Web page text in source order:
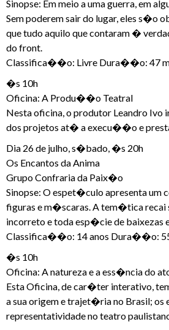
Sinopse: Em meio a uma guerra, em
Sem poderem sair do lugar, eles s�o
que tudo aquilo que contaram �
do front.
Classifica��o: Livre Dura��o: 47
�s 10h
Oficina: A Produ��o Teatral
Nesta oficina, o produtor Leandro
dos projetos at� a execu��o e
Dia 26 de julho, s�bado, �s 20h
Os Encantos da Anima
Grupo Confraria da Paix�o
Sinopse: O espet�culo apresenta
figuras e m�scaras. A tem�tica recai
incorreto e toda esp�cie de
Classifica��o: 14 anos Dura��o:
�s 10h
Oficina: A natureza e a ess�ncia do
Esta Oficina, de car�ter interativo,
a sua origem e trajet�ria no Brasil;
representatividade no teatro